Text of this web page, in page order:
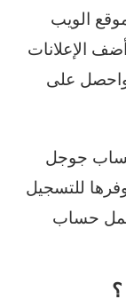
الويب
الإعلانات
واحصل على
جوجل
للتسجيل
حساب